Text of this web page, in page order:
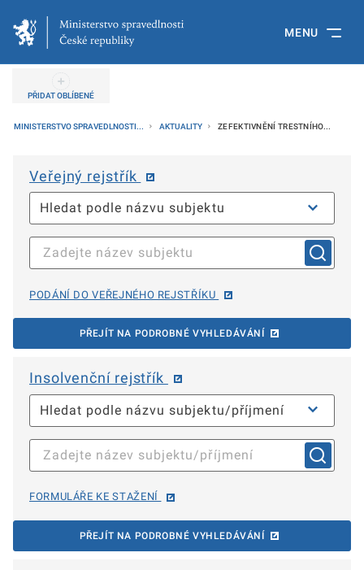
MENU
PŘIDAT OBLÍBENÉ
MINISTERSTVO SPRAVEDLNOSTI... AKTUALITY ZEFEKTIVNĚNÍ TRESTNÍHO...
Veřejný rejstřík
PODÁNÍ DO VEŘEJNÉHO REJSTŘÍKU
PŘEJÍT NA PODROBNÉ VYHLEDÁVÁNÍ
Insolvenční rejstřík
FORMULÁŘE KE STAŽENÍ
PŘEJÍT NA PODROBNÉ VYHLEDÁVÁNÍ